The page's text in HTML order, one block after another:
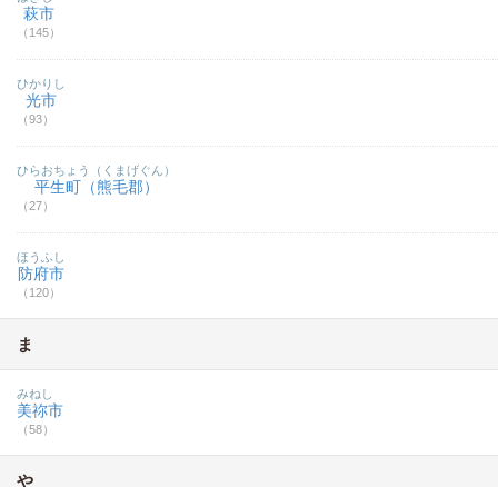
萩市
（145）
光市
（93）
ひかりし
平生町（熊毛郡）
（27）
ひらおちょう（くまげぐん）
防府市
（120）
ほうふし
ま
美祢市
（58）
みねし
や